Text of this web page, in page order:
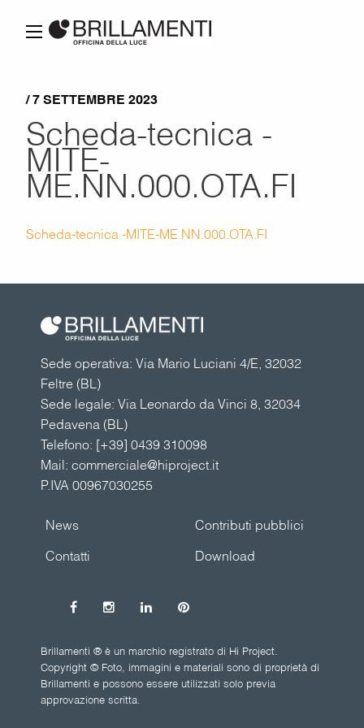
/ 7 SETTEMBRE 2023
Scheda-tecnica -
MITE-
ME.NN.000.OTA.FI
Scheda-tecnica -MITE-ME.NN.000.OTA.FI
Sede operativa: Via Mario Luciani 4/E, 32032
Feltre (BL)
Sede legale: Via Leonardo da Vinci 8, 32034
Pedavena (BL)
Telefono: [+39] 0439 310098
Mail: commerciale@hiproject.it
P.IVA 00967030255
Contributi pubblici
News
Download
Contatti
Brillamenti ® è un marchio registrato di Hi Project.
Copyright © Foto, immagini e materiali sono di proprietà di
Brillamenti e possono essere utilizzati solo previa
approvazione scritta.